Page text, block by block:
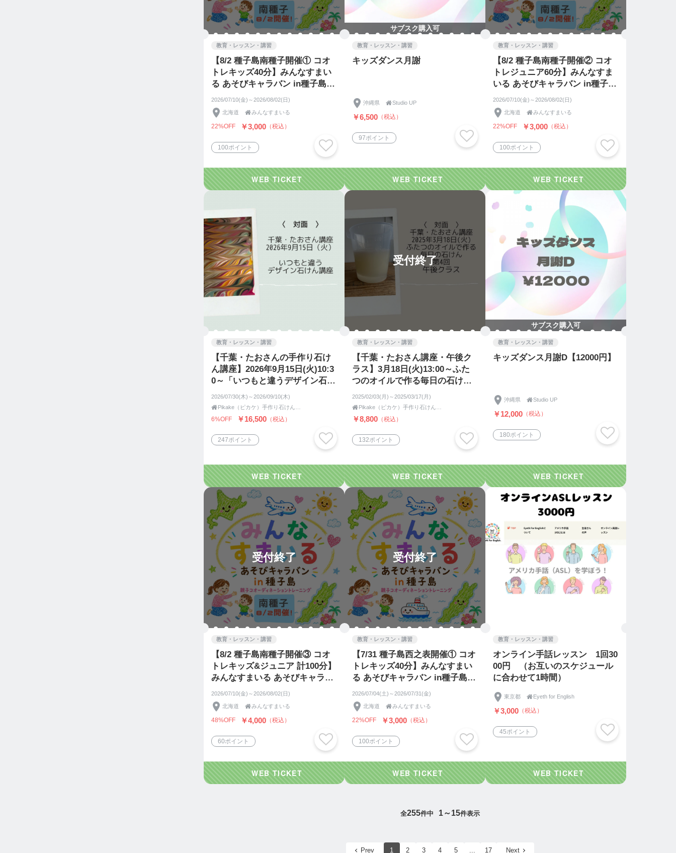
教育・レッスン・講習
【8/2 種子島南種子開催① コオ
トレキッズ40分】みんなすまい
る あそびキャラバン in種子島 ⭐︎
親子チケット⭐︎
2026/07/10(金)～2026/08/02(日)
北海道 みんなすまいる
22%OFF ￥3,000 （税込）
100ポイント
サブスク購入可
教育・レッスン・講習
キッズダンス月謝
沖縄県 Studio UP
￥6,500 （税込）
97ポイント
教育・レッスン・講習
【8/2 種子島南種子開催② コオ
トレジュニア60分】みんなすま
いる あそびキャラバン in種子島
⭐︎親子チケット⭐︎
2026/07/10(金)～2026/08/02(日)
北海道 みんなすまいる
22%OFF ￥3,000 （税込）
100ポイント
教育・レッスン・講習
【千葉・たおさんの手作り石け
ん講座】2026年9月15日(火)10:3
0～「いつもと違うデザイン石け
ん講座」・Pikake（ピカケ）
2026/07/30(木)～2026/09/10(木)

6%OFF ￥16,500 （税込）
247ポイント
受付終了
教育・レッスン・講習
【千葉・たおさん講座・午後ク
ラス】3月18日(火)13:00～ふた
つのオイルで作る毎日の石けん
第4回顔を洗う石けん
2025/02/03(月)～2025/03/17(月)

￥8,800 （税込）
132ポイント
サブスク購入可
教育・レッスン・講習
キッズダンス月謝D【12000円】
沖縄県 Studio UP
￥12,000 （税込）
180ポイント
受付終了
教育・レッスン・講習
【8/2 種子島南種子開催③ コオ
トレキッズ&ジュニア 計100分】
みんなすまいる あそびキャラバ
ン in種子島 ⭐︎親子チケット⭐︎
2026/07/10(金)～2026/08/02(日)
北海道 みんなすまいる
48%OFF ￥4,000 （税込）
60ポイント
受付終了
教育・レッスン・講習
【7/31 種子島西之表開催① コオ
トレキッズ40分】みんなすまい
る あそびキャラバン in種子島 ⭐︎
親子チケット⭐︎
2026/07/04(土)～2026/07/31(金)
北海道 みんなすまいる
22%OFF ￥3,000 （税込）
100ポイント
教育・レッスン・講習
オンライン手話レッスン 1回30
00円 （お互いのスケジュール
に合わせて1時間）
東京都  Eyeth for English
￥3,000 （税込）
45ポイント
全255件中 1～15件表示
Prev 1 2 3 4 5 ... 17 Next